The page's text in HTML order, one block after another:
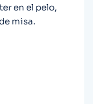
en el pelo,
misa.